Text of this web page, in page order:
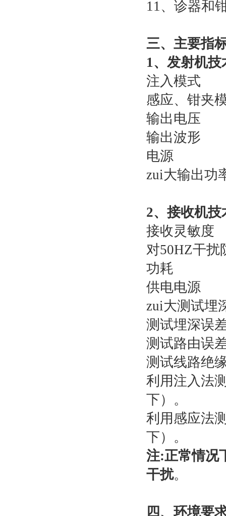
11、诊器和
三、主要指
1、发射机技
注入模
感应、钳
输出电压
输出波
电源
zui大输
2、接收机技
接收灵敏
对50HZ干
功耗
供电电
zui大测
测试埋深
测试路
测试线路
利用注入法
下）。
利用感应法
下）。
注:正常情况
干扰。
四、环境要